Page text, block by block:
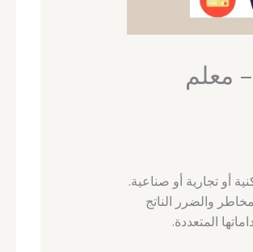
– اشبيلية – معلم
أو تجارية أو صناعية.
والضرر الناتج
المتعددة.